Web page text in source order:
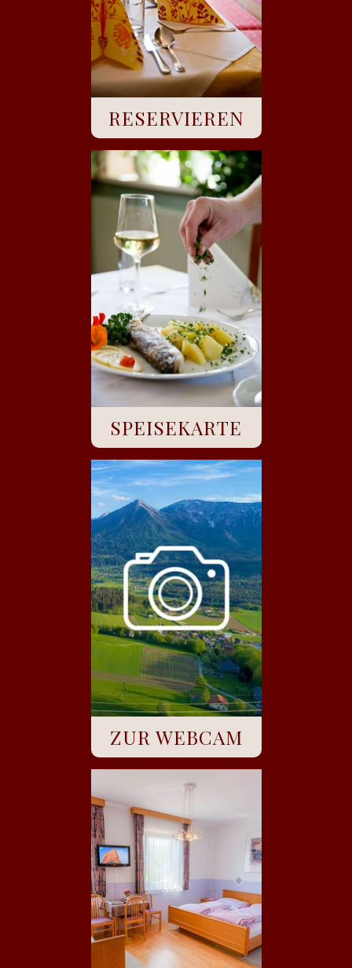
RESERVIEREN
SPEISEKARTE
ZUR WEBCAM